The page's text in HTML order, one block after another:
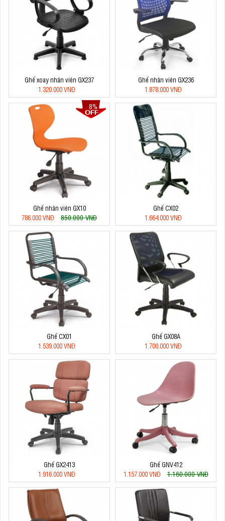
Ghế xoay nhân viên GX237
1.320.000 VNĐ
Ghế nhân viên GX236
1.878.000 VNĐ
8%
Ghế nhân viên GX10
786.000 VNĐ
850.000 VNĐ
Ghế CX02
1.664.000 VNĐ
Ghế CX01
1.539.000 VNĐ
Ghế GX08A
1.700.000 VNĐ
Ghế GX2413
1.916.000 VNĐ
Ghế GNV412
1.157.000 VNĐ
1.160.000 VNĐ